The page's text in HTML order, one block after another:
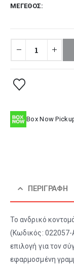
ΜΈΓΕΘΟΣ
Box Now
ΠΕΡΙΓΡΑΦΉ
Το ανδρικό
(Κωδικός: 022057-
επιλογή για τον
εφαρμοσμένη